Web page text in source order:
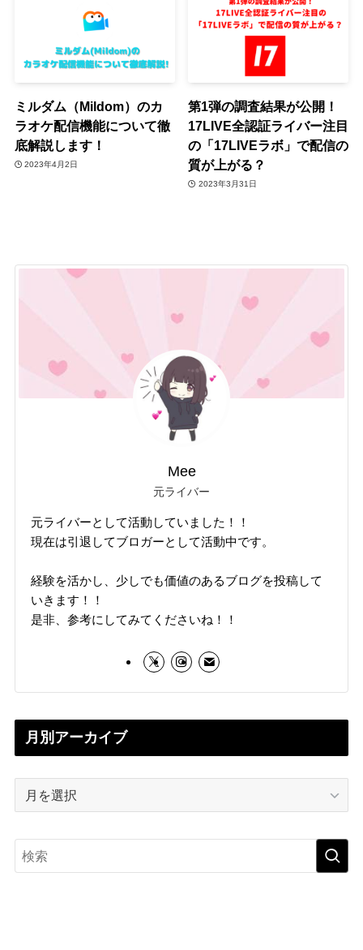
ミルダム（Mildom）のカ
ラオケ配信機能について徹
底解説します！
2023年4月2日
第1弾の調査結果が公開！
17LIVE全認証ライバー注目
の「17LIVEラボ」で配信の
質が上がる？
2023年3月31日
Mee
元ライバー
元ライバーとして活動していました！！
現在は引退してブロガーとして活動中です。
経験を活かし、少しでも価値のあるブログを投稿して
いきます！！
是非、参考にしてみてくださいね！！
月別アーカイブ
ー
カ